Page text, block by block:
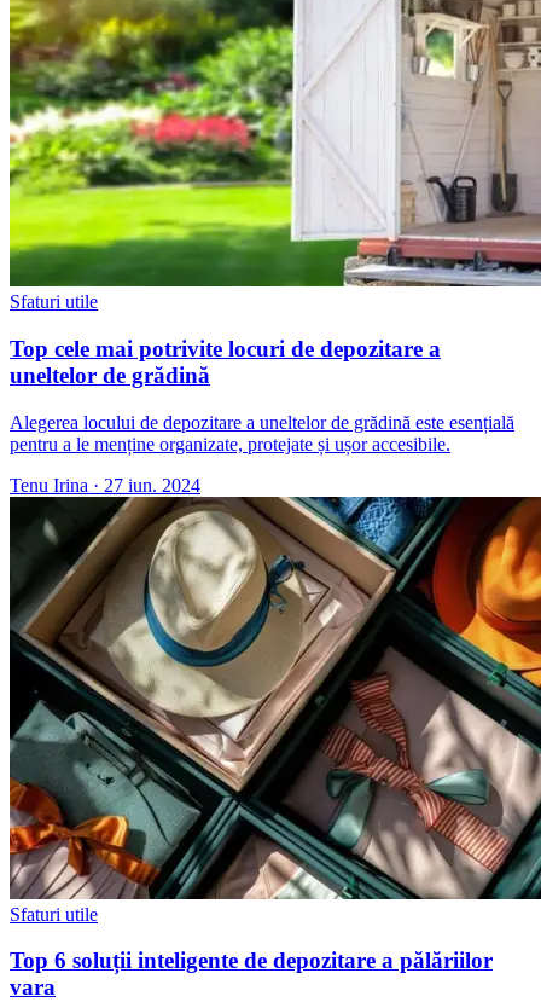
Sfaturi utile
Top cele mai potrivite locuri de depozitare a
uneltelor de grădină
Alegerea locului de depozitare a uneltelor de grădină este esențială
pentru a le menține organizate, protejate și ușor accesibile.
Tenu Irina · 27 iun. 2024
Sfaturi utile
Top 6 soluții inteligente de depozitare a pălăriilor
vara